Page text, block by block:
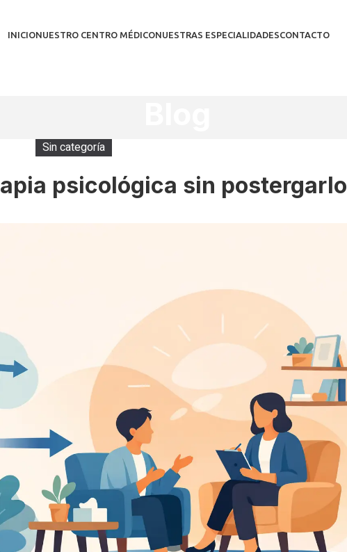
INICIONUESTRO CENTRO MÉDICONUESTRAS ESPECIALIDADESCONTACTO
Sin categoría
psicológica sin postergarlo